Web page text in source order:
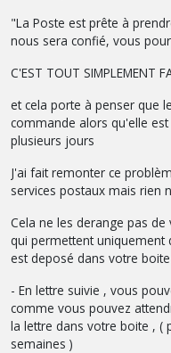
"La Poste est prête à
nous sera confié, vous
C'EST TOUT SIMPLEMENT
et cela porte à penser que
commande alors qu'elle
plusieurs jours
J'ai fait remonter ce
services postaux mais rien
Cela ne les derange pas de
qui permettent uniquement
est deposé dans votre
- En lettre suivie , vous
comme vous pouvez
la lettre dans votre boite , (
semaines )